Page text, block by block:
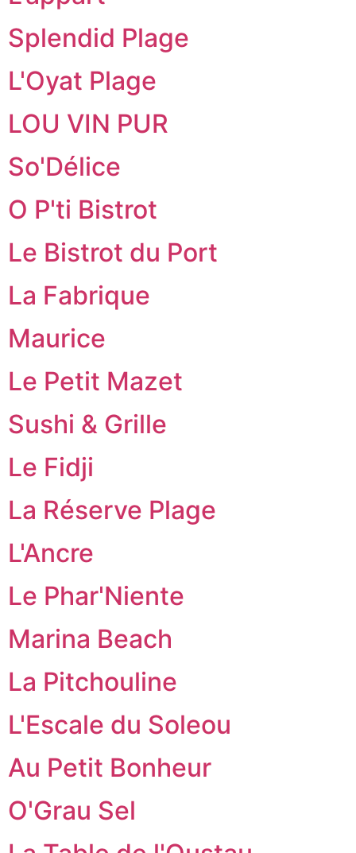
Splendid Plage
L'Oyat Plage
LOU VIN PUR
So'Délice
O P'ti Bistrot
Le Bistrot du Port
La Fabrique
Maurice
Le Petit Mazet
Sushi & Grille
Le Fidji
La Réserve Plage
L'Ancre
Le Phar'Niente
Marina Beach
La Pitchouline
L'Escale du Soleou
Au Petit Bonheur
O'Grau Sel